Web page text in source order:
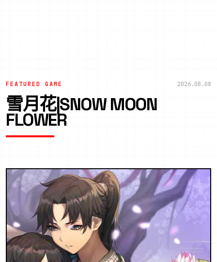
FEATURED GAME 2026.08.08
雪月花|SNOW MOON
FLOWER